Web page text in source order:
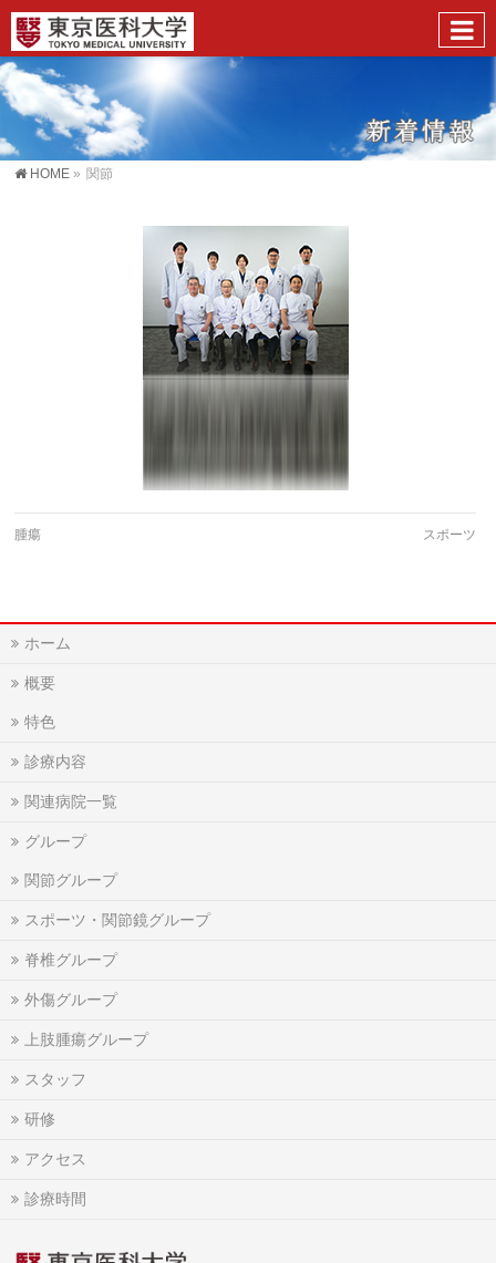
HOME » 関節
腫瘍 スポーツ
ホーム
概要
特色
診療内容
関連病院一覧
グループ
関節グループ
スポーツ・関節鏡グループ
脊椎グループ
外傷グループ
上肢腫瘍グループ
スタッフ
研修
アクセス
診療時間